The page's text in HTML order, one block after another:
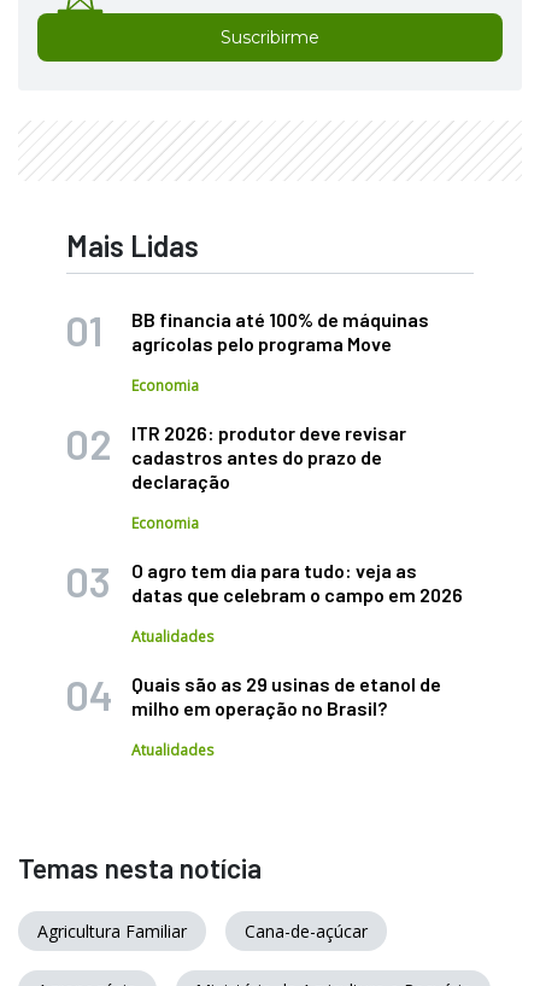
Suscribirme
Mais Lidas
BB financia até 100% de máquinas
agrícolas pelo programa Move
Economia
ITR 2026: produtor deve revisar
cadastros antes do prazo de
declaração
Economia
O agro tem dia para tudo: veja as
datas que celebram o campo em 2026
Atualidades
Quais são as 29 usinas de etanol de
milho em operação no Brasil?
Atualidades
Temas nesta notícia
Agricultura Familiar Cana-de-açúcar